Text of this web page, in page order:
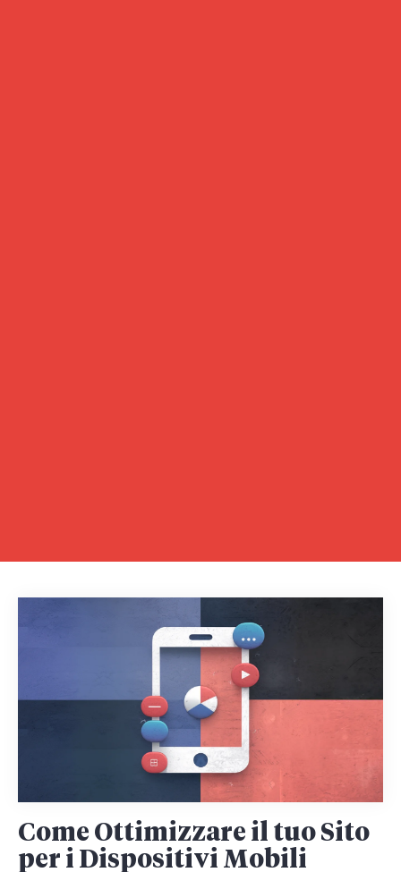
Come Ottimizzare il tuo Sito
per i Dispositivi Mobili